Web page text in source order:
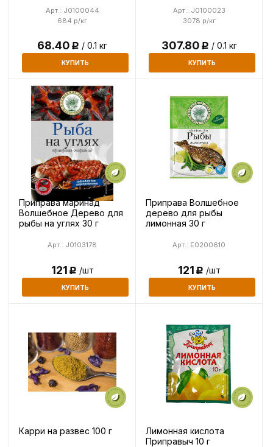
684 р/кг
Арт.: J0100044
68.40Р / 0.1 кг
КУПИТЬ
3078 р/кг
Арт.: J0100023
307.80Р / 0.1 кг
КУПИТЬ
Приправа маринад
Волшебное Дерево для
рыбы на углях 30 г
Арт.: J0103178
121Р /шт
КУПИТЬ
Приправа Волшебное
дерево для рыбы
лимонная 30 г
Арт.: E0200610
121Р /шт
КУПИТЬ
Карри на развес 100 г
Лимонная кислота
Приправыч 10 г